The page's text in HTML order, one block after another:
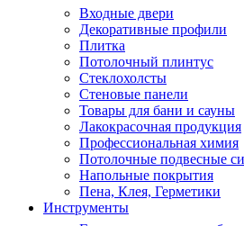
Входные двери
Декоративные профили
Плитка
Потолочный плинтус
Стеклохолсты
Стеновые панели
Товары для бани и сауны
Лакокрасочная продукция
Профессиональная химия
Потолочные подвесные
Напольные покрытия
Пена, Клея, Герметики
Инструменты